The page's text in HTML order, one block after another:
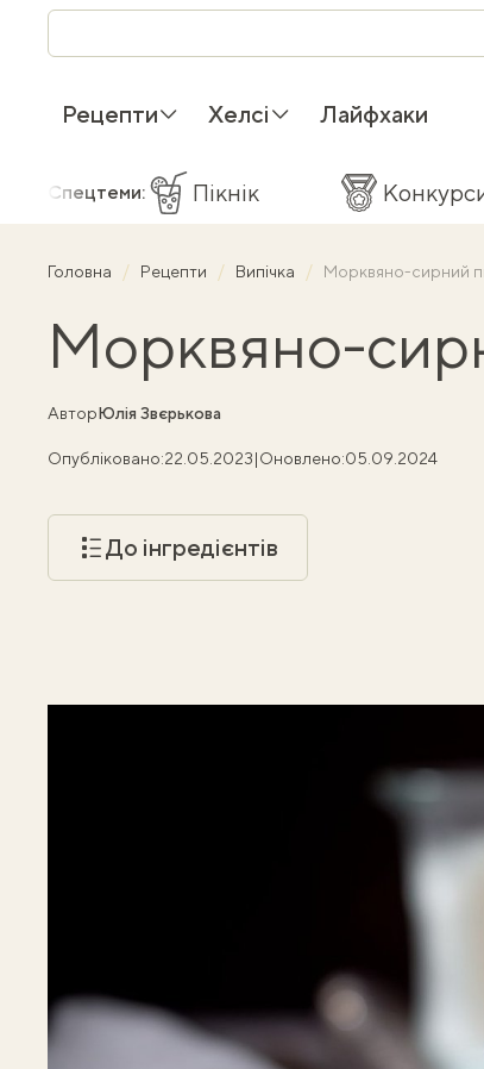
Рецепти Хелсі Лайфхаки
Спецтеми: Пікнік
Головна Рецепти Випічка Морквяно-сирний
Морквяно-
АвторЮлія Звєрькова
Опубліковано:22.05.2023|Оновлено:05.09.2024
До інгредієнтів